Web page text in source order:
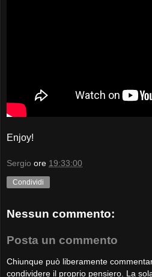
Enjoy!
Sergio ore 19:33:00
Condividi
Nessun commento:
Posta un commento
Chiunque può liberamente
condividere il proprio pensiero. La